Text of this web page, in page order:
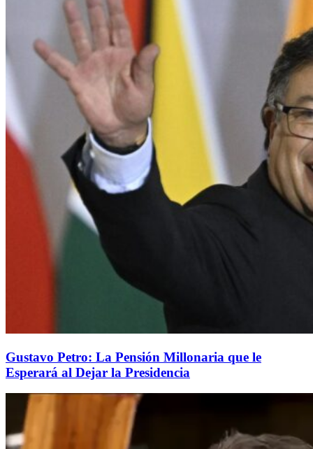
Gustavo Petro: La Pensión Millonaria que le
Esperará al Dejar la Presidencia